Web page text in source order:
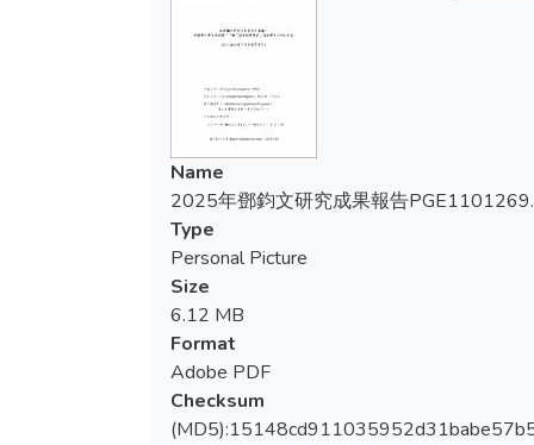
Name
2025年鄧鈞文研究成果報告
Type
Personal Picture
Size
6.12 MB
Format
Adobe PDF
Checksum